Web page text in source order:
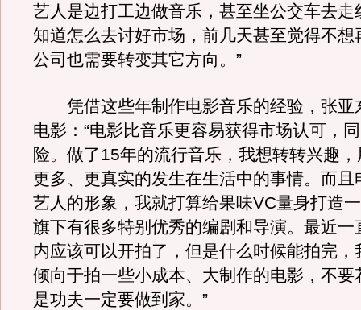
艺人是边打工边做音乐，甚至坐公交车去走
知道怎么去讨好市场，前几天甚至觉得不想
公司也需要转变其它方向。”
凭借这些年制作电影音乐的经验，张亚
电影：“电影比音乐更容易获得市场认可，
险。做了15年的流行音乐，我想转转兴趣
更多、更真实的发生在生活中的事情。而且
艺人的形象，我就打算给果味VC量身打造
旗下有很多特别优秀的编剧和导演。最近一
内应该可以开拍了，但是什么时候能拍完，
倾向于拍一些小成本、大制作的电影，不要
是功夫一定要做到家。”